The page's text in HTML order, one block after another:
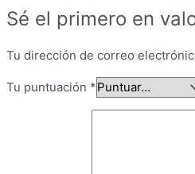
Sé el primero en
Tu dirección de correo
Tu puntuación *